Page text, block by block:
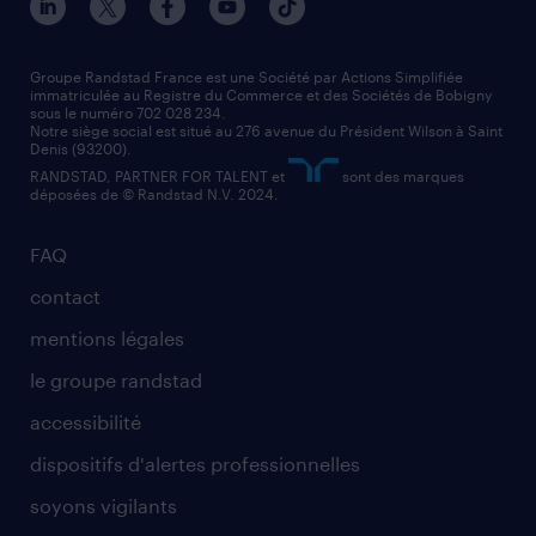
assistant administratif
comptable
faq intérim / recrutement
nos agences par région
nos cabinets de recrutement
FAQ
contact
mentions légales
le groupe randstad
accessibilité
dispositifs d'alertes professionnelles
soyons vigilants
Groupe Randstad France est une Société par Actions Simplifiée
immatriculée au Registre du Commerce et des Sociétés de Bobigny
sous le numéro 702 028 234.
Notre siège social est situé au 276 avenue du Président Wilson à Saint
Denis (93200).
RANDSTAD, PARTNER FOR TALENT et
sont des marques
déposées de © Randstad N.V. 2024.